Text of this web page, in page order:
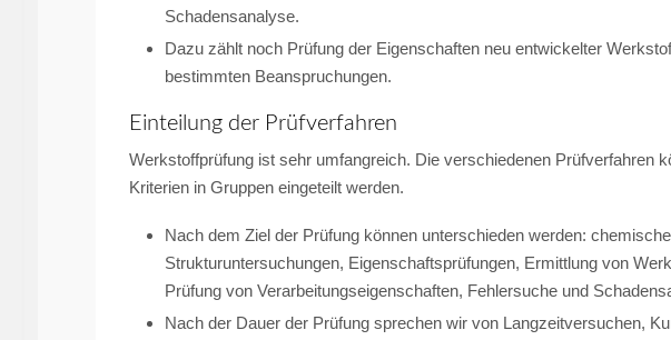
Schadensanalyse.
Dazu zählt noch Prüfung der Eigenschaften neu entwickelter
bestimmten Beanspruchungen.
Einteilung der Prüfverfahren
Werkstoffprüfung ist sehr umfangreich. Die verschiedenen Prüfverfahren
Kriterien in Gruppen eingeteilt werden.
Nach dem Ziel der Prüfung können unterschieden werden:
Strukturuntersuchungen, Eigenschaftsprüfungen, Ermittlung von
Prüfung von Verarbeitungseigenschaften, Fehlersuche und
Nach der Dauer der Prüfung sprechen wir von Langzeitversuchen,